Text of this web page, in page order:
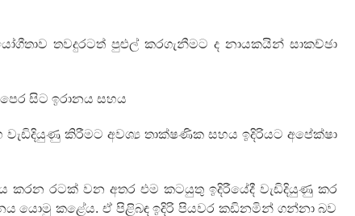
තවදුරටත් පුළුල් කරගැනීමට ද නායකයින් සාකච්ඡා
සිට ඉරානය සහය
වැඩිදියුණු කිරීමට අවශ්‍ය තාක්ෂණික සහය ඉදිරියට අපේක්ෂා
කරන රටක් වන අතර එම කටයුතු ඉදිරීයේදී වැඩිදියුණු කර
යොමු කළේය. ඒ පිළිබඳ ඉදිරි පියවර කඩිනමින් ගන්නා බව